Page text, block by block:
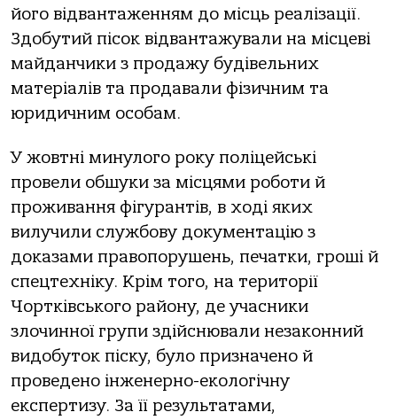
його відвантаженням до місць реалізації.
Здобутий пісок відвантажували на місцеві
майданчики з продажу будівельних
матеріалів та продавали фізичним та
юридичним особам.
У жовтні минулого року поліцейські
провели обшуки за місцями роботи й
проживання фігурантів, в ході яких
вилучили службову документацію з
доказами правопорушень, печатки, гроші й
спецтехніку. Крім того, на території
Чортківського району, де учасники
злочинної групи здійснювали незаконний
видобуток піску, було призначено й
проведено інженерно-екологічну
експертизу. За її результатами,